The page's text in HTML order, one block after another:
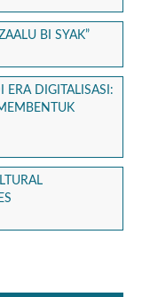
BI SYAK”
ERA DIGITALISASI: